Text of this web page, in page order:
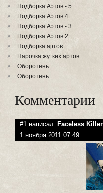
Подборка Артов - 5
Подборка Артов 4
Подборка Артов - 3
Подборка Артов 2
Подборка артов
Парочка жутких артов...
Оборотень
Оборотень
Комментарии
#1 написал: Faceless Killer
1 ноября 2011 07:49